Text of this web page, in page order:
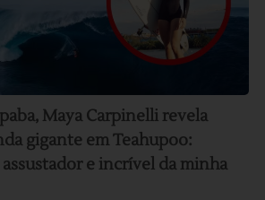
Maya Carpinelli revela
gigante em Teahupoo:
e incrível da minha